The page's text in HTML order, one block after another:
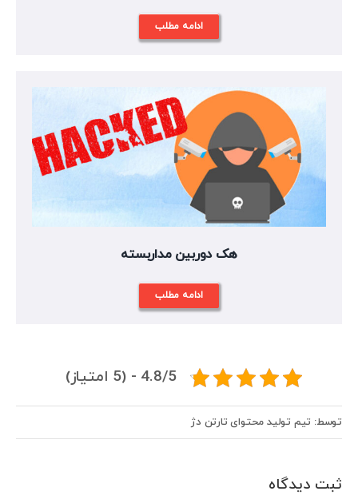
ادامه مطلب
هک دوربین مداربسته
ادامه مطلب
4.8/5 - (5 امتیاز)
توسط: تیم تولید محتوای تارتن دژ
ثبت ديدگاه